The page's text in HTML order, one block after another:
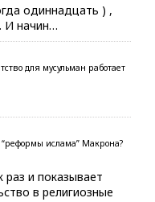
одиннадцать ) ,
И начин…
для мусульман работает
ислама” Макрона?
раз и показывает
в религиозные